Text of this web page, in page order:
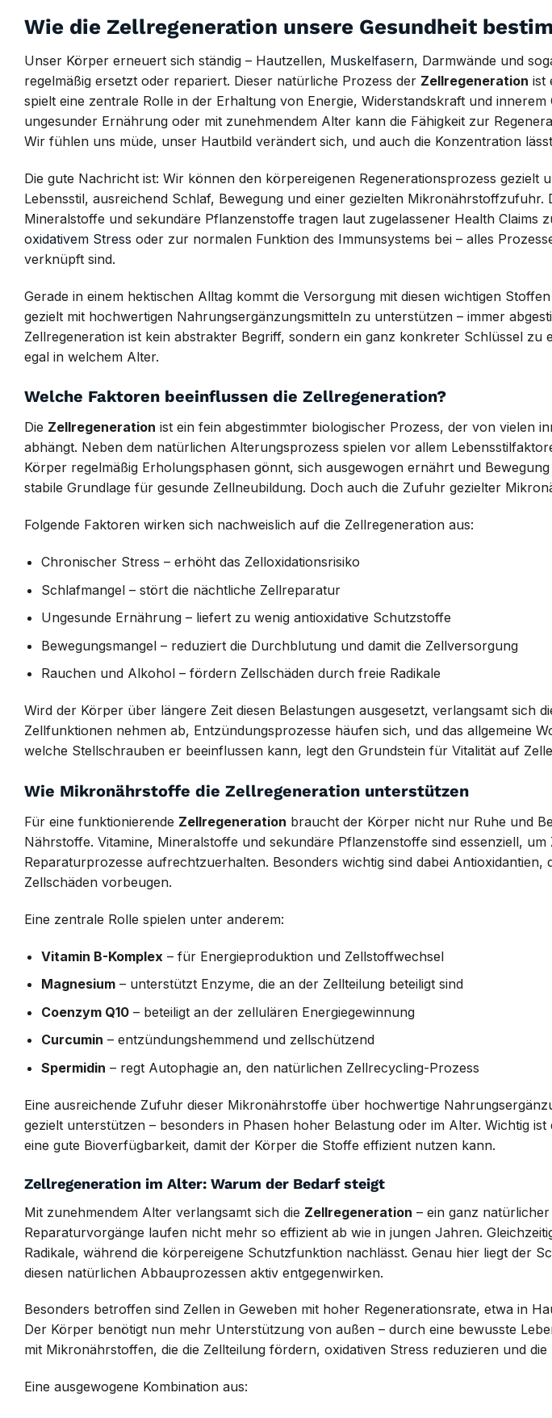
Wie die Zellregeneration unsere Gesundheit
Unser Körper erneuert sich ständig – Hautzellen, Muskelfasern, Darmwände und
regelmäßig ersetzt oder repariert. Dieser natürliche Prozess der Zellregeneration ist
spielt eine zentrale Rolle in der Erhaltung von Energie, Widerstandskraft und innerem
ungesunder Ernährung oder mit zunehmendem Alter kann die Fähigkeit zur
Wir fühlen uns müde, unser Hautbild verändert sich, und auch die Konzentration
Die gute Nachricht ist: Wir können den körpereigenen Regenerationsprozess gezielt
Lebensstil, ausreichend Schlaf, Bewegung und einer gezielten Mikronährstoffzufuhr.
Mineralstoffe und sekundäre Pflanzenstoffe tragen laut zugelassener Health Claims
oxidativem Stress oder zur normalen Funktion des Immunsystems bei – alles
verknüpft sind.
Gerade in einem hektischen Alltag kommt die Versorgung mit diesen wichtigen
gezielt mit hochwertigen Nahrungsergänzungsmitteln zu unterstützen – immer
Zellregeneration ist kein abstrakter Begriff, sondern ein ganz konkreter Schlüssel zu
egal in welchem Alter.
Welche Faktoren beeinflussen die Zellregeneration?
Die Zellregeneration ist ein fein abgestimmter biologischer Prozess, der von vielen
abhängt. Neben dem natürlichen Alterungsprozess spielen vor allem
Körper regelmäßig Erholungsphasen gönnt, sich ausgewogen ernährt und
stabile Grundlage für gesunde Zellneubildung. Doch auch die Zufuhr gezielter
Folgende Faktoren wirken sich nachweislich auf die Zellregeneration aus:
Chronischer Stress – erhöht das Zelloxidationsrisiko
Schlafmangel – stört die nächtliche Zellreparatur
Ungesunde Ernährung – liefert zu wenig antioxidative Schutzstoffe
Bewegungsmangel – reduziert die Durchblutung und damit die Zellversorgung
Rauchen und Alkohol – fördern Zellschäden durch freie Radikale
Wird der Körper über längere Zeit diesen Belastungen ausgesetzt, verlangsamt sich
Zellfunktionen nehmen ab, Entzündungsprozesse häufen sich, und das allgemeine
welche Stellschrauben er beeinflussen kann, legt den Grundstein für Vitalität auf
Wie Mikronährstoffe die Zellregeneration unterstützen
Für eine funktionierende Zellregeneration braucht der Körper nicht nur Ruhe und
Nährstoffe. Vitamine, Mineralstoffe und sekundäre Pflanzenstoffe sind essenziell,
Reparaturprozesse aufrechtzuerhalten. Besonders wichtig sind dabei Antioxidantien,
Zellschäden vorbeugen.
Eine zentrale Rolle spielen unter anderem:
Vitamin B-Komplex – für Energieproduktion und Zellstoffwechsel
Magnesium– unterstützt Enzyme, die an der Zellteilung beteiligt sind
Coenzym Q10– beteiligt an der zellulären Energiegewinnung
Curcumin – entzündungshemmend und zellschützend
Spermidin – regt Autophagie an, den natürlichen Zellrecycling-Prozess
Eine ausreichende Zufuhr dieser Mikronährstoffe über hochwertige
gezielt unterstützen – besonders in Phasen hoher Belastung oder im Alter. Wichtig
eine gute Bioverfügbarkeit, damit der Körper die Stoffe effizient nutzen kann.
Zellregeneration im Alter: Warum der Bedarf steigt
Mit zunehmendem Alter verlangsamt sich die Zellregeneration – ein ganz
Reparaturvorgänge laufen nicht mehr so effizient ab wie in jungen Jahren.
Radikale, während die körpereigene Schutzfunktion nachlässt. Genau hier liegt der
diesen natürlichen Abbauprozessen aktiv entgegenwirken.
Besonders betroffen sind Zellen in Geweben mit hoher Regenerationsrate, etwa in
Der Körper benötigt nun mehr Unterstützung von außen – durch eine bewusste
mit Mikronährstoffen, die die Zellteilung fördern, oxidativen Stress reduzieren und
Eine ausgewogene Kombination aus: